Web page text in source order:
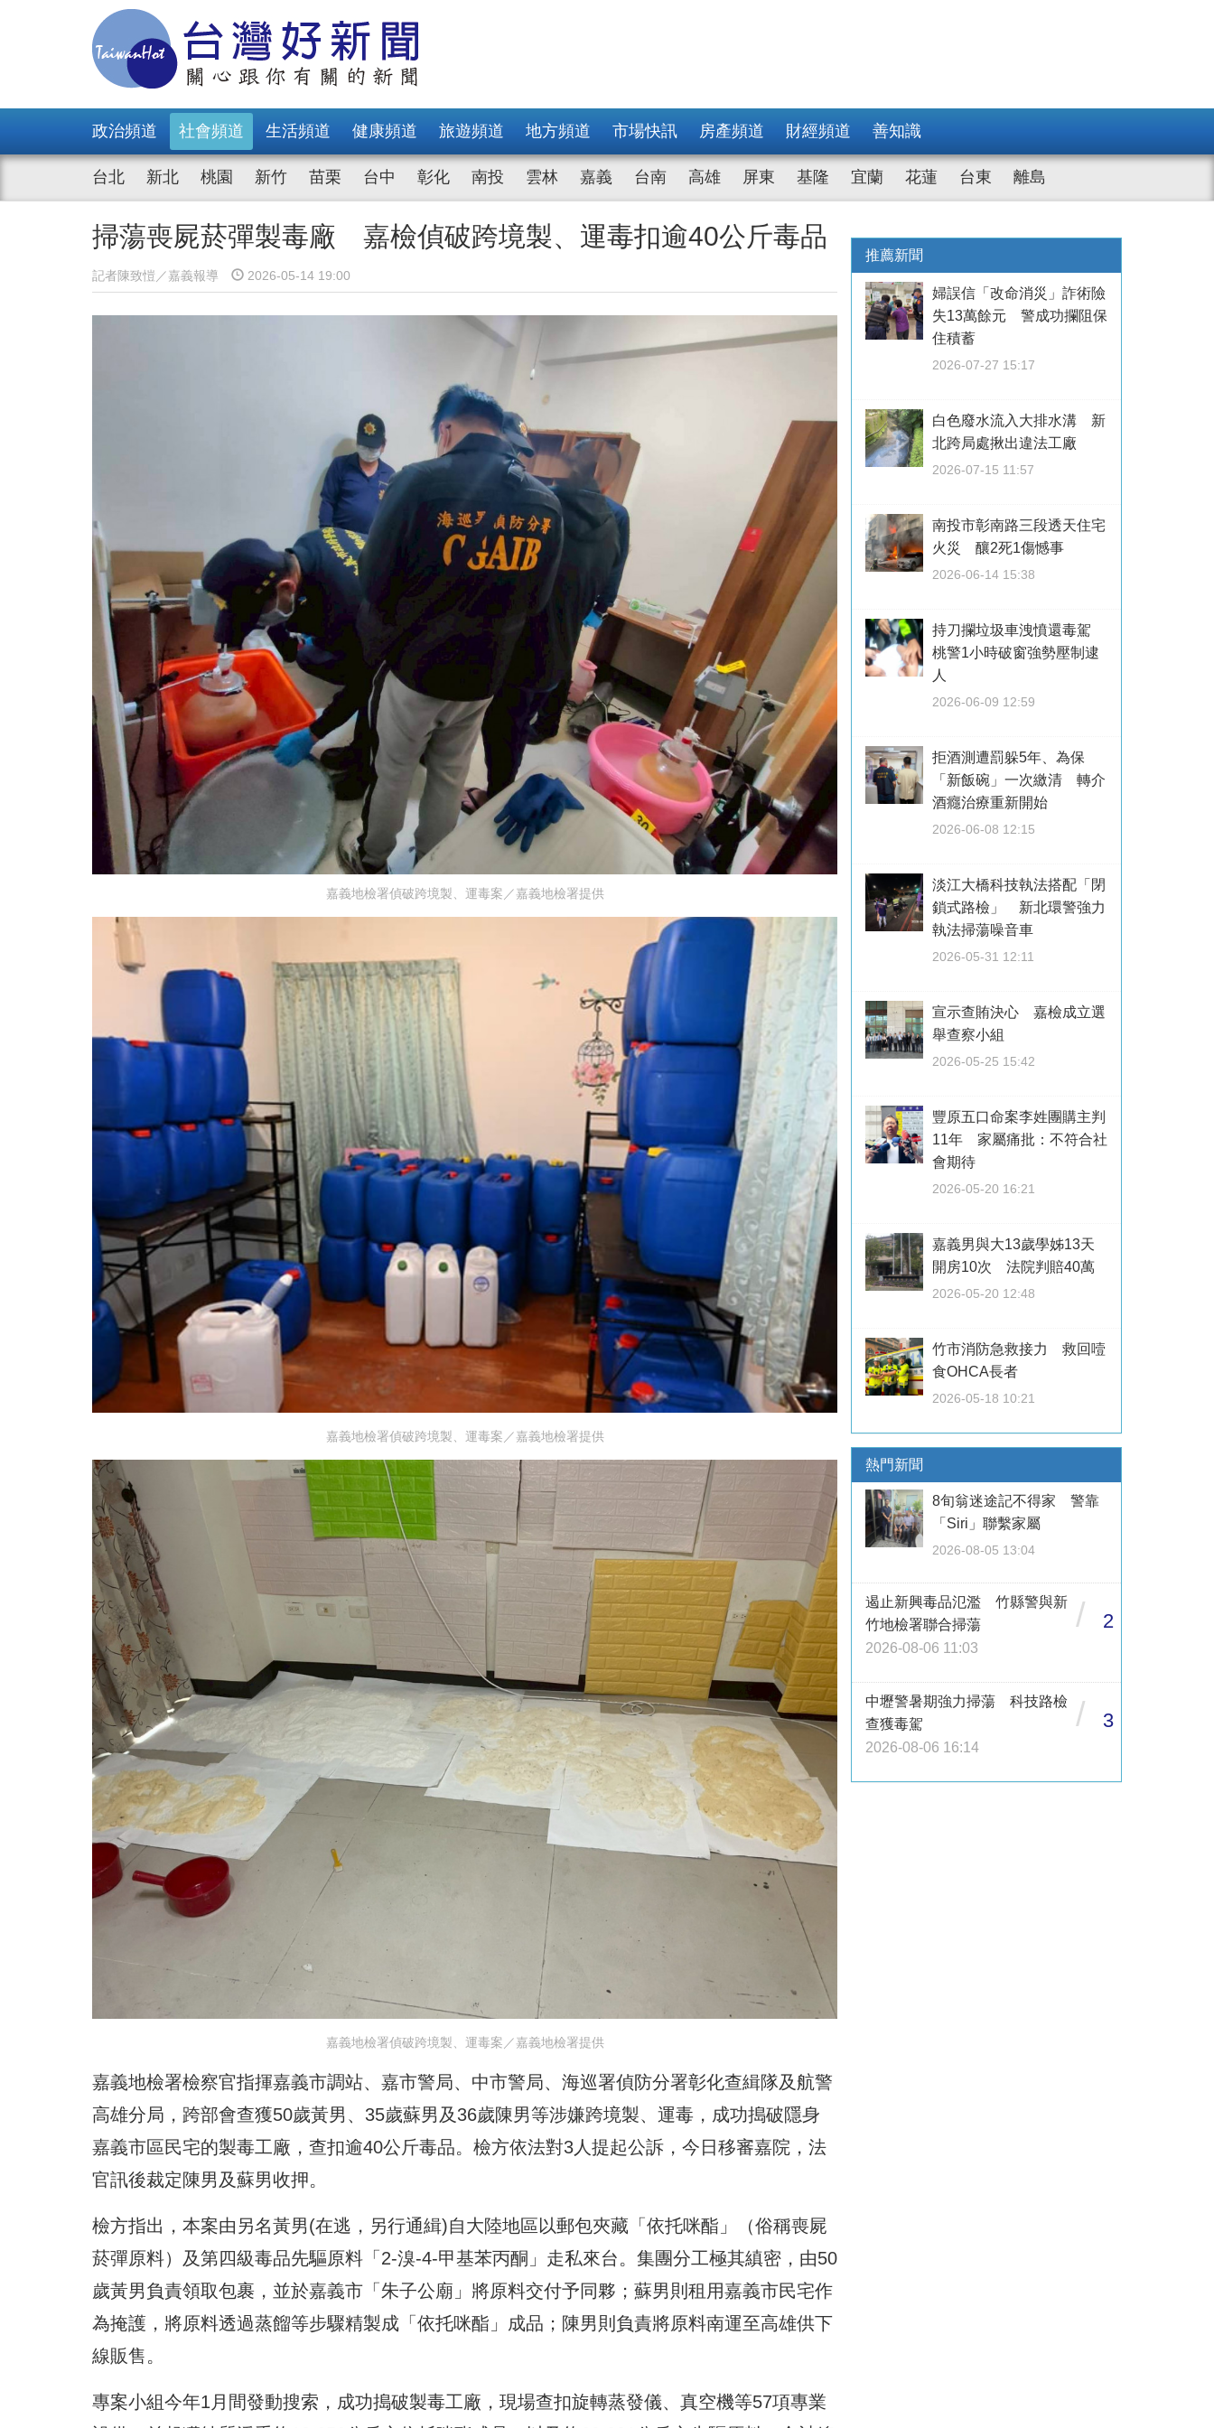
政治頻道 社會頻道 生活頻道 健康頻道 旅遊頻道 地方頻道 市場快訊 房產頻道 財經頻道 善知識
台北 新北 桃園 新竹 苗栗 台中 彰化 南投 雲林 嘉義 台南 高雄 屏東 基隆 宜蘭 花蓮 台東 離島
掃蕩喪屍菸彈製毒廠 嘉檢偵破跨境製、運毒扣逾40公斤毒品
記者陳致愷／嘉義報導 2026-05-14 19:00
嘉義地檢署偵破跨境製、運毒案／嘉義地檢署提供
嘉義地檢署偵破跨境製、運毒案／嘉義地檢署提供
嘉義地檢署偵破跨境製、運毒案／嘉義地檢署提供
嘉義地檢署檢察官指揮嘉義市調站、嘉市警局、中市警局、海巡署偵防分署彰化查緝隊及航警
高雄分局，跨部會查獲50歲黃男、35歲蘇男及36歲陳男等涉嫌跨境製、運毒，成功搗破隱身
嘉義市區民宅的製毒工廠，查扣逾40公斤毒品。檢方依法對3人提起公訴，今日移審嘉院，法
官訊後裁定陳男及蘇男收押。
檢方指出，本案由另名黃男(在逃，另行通緝)自大陸地區以郵包夾藏「依托咪酯」（俗稱喪屍
菸彈原料）及第四級毒品先驅原料「2-溴-4-甲基苯丙酮」走私來台。集團分工極其縝密，由50
歲黃男負責領取包裹，並於嘉義市「朱子公廟」將原料交付予同夥；蘇男則租用嘉義市民宅作
為掩護，將原料透過蒸餾等步驟精製成「依托咪酯」成品；陳男則負責將原料南運至高雄供下
線販售。
專案小組今年1月間發動搜索，成功搗破製毒工廠，現場查扣旋轉蒸發儀、真空機等57項專業
推薦新聞
婦誤信「改命消災」詐術險
失13萬餘元 警成功攔阻保
住積蓄
2026-07-27 15:17
白色廢水流入大排水溝 新
北跨局處揪出違法工廠
2026-07-15 11:57
南投市彰南路三段透天住宅
火災 釀2死1傷憾事
2026-06-14 15:38
持刀攔垃圾車洩憤還毒駕
桃警1小時破窗強勢壓制逮
人
2026-06-09 12:59
拒酒測遭罰躲5年、為保
「新飯碗」一次繳清 轉介
酒癮治療重新開始
2026-06-08 12:15
淡江大橋科技執法搭配「閉
鎖式路檢」 新北環警強力
執法掃蕩噪音車
2026-05-31 12:11
宣示查賄決心 嘉檢成立選
舉查察小組
2026-05-25 15:42
豐原五口命案李姓團購主判
11年 家屬痛批：不符合社
會期待
2026-05-20 16:21
嘉義男與大13歲學姊13天
開房10次 法院判賠40萬
2026-05-20 12:48
竹市消防急救接力 救回噎
食OHCA長者
2026-05-18 10:21
熱門新聞
8旬翁迷途記不得家 警靠
「Siri」聯繫家屬
2026-08-05 13:04
遏止新興毒品氾濫 竹縣警與新
竹地檢署聯合掃蕩
2026-08-06 11:03
/ 2
中壢警暑期強力掃蕩 科技路檢
查獲毒駕
2026-08-06 16:14
/ 3